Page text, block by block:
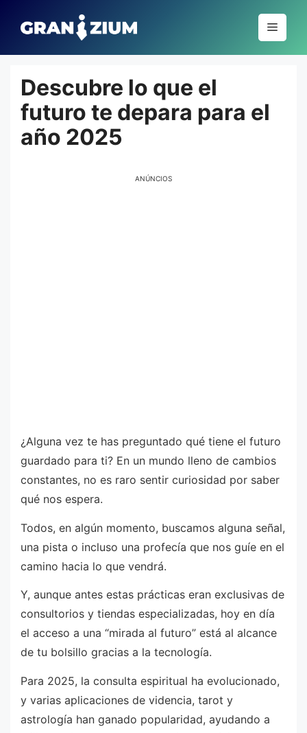
para
conteúdo
Menu
Descubre lo que el
futuro te depara para el
año 2025
ANÚNCIOS
¿Alguna vez te has preguntado qué tiene el futuro
guardado para ti? En un mundo lleno de cambios
constantes, no es raro sentir curiosidad por saber
qué nos espera.
Todos, en algún momento, buscamos alguna señal,
una pista o incluso una profecía que nos guíe en el
camino hacia lo que vendrá.
Y, aunque antes estas prácticas eran exclusivas de
consultorios y tiendas especializadas, hoy en día
el acceso a una “mirada al futuro” está al alcance
de tu bolsillo gracias a la tecnología.
Para 2025, la consulta espiritual ha evolucionado,
y varias aplicaciones de videncia, tarot y
astrología han ganado popularidad, ayudando a